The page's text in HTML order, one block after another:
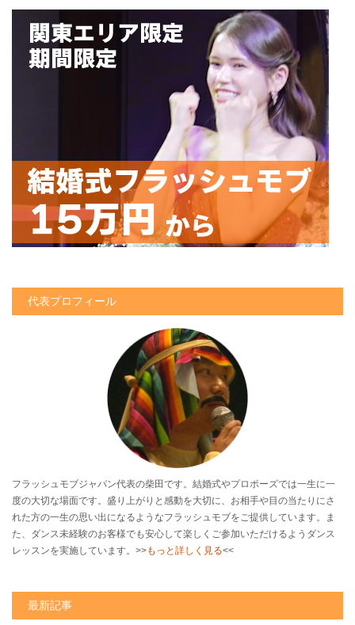
代表プロフィール
フラッシュモブジャパン代表の柴田です。結婚式やプロポーズでは一生に一
度の大切な場面です。盛り上がりと感動を大切に、お相手や目の当たりにさ
れた方の一生の思い出になるようなフラッシュモブをご提供しています。ま
た、ダンス未経験のお客様でも安心して楽しくご参加いただけるようダンス
レッスンを実施しています。>>もっと詳しく見る<<
最新記事